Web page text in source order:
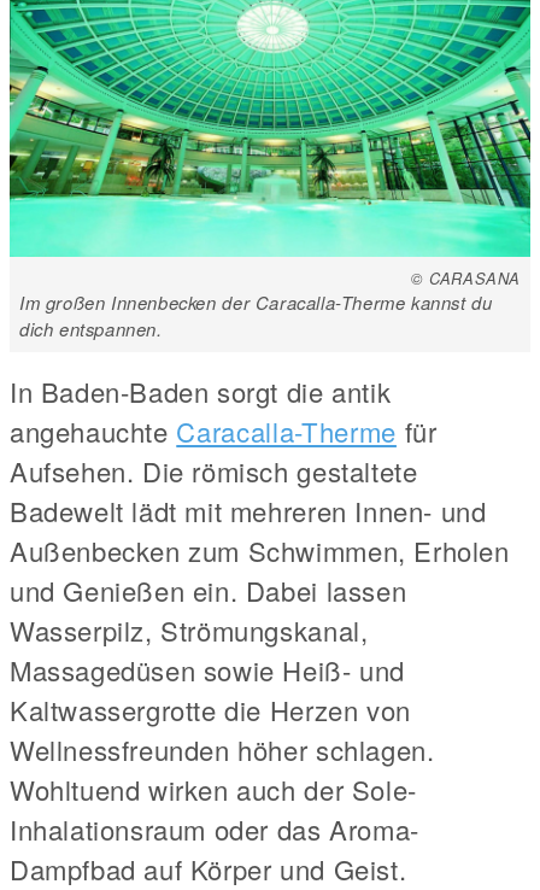
© CARASANA
Im großen Innenbecken der Caracalla-Therme kannst du
dich entspannen.
In Baden-Baden sorgt die antik
angehauchte Caracalla-Therme für
Aufsehen. Die römisch gestaltete
Badewelt lädt mit mehreren Innen- und
Außenbecken zum Schwimmen, Erholen
und Genießen ein. Dabei lassen
Wasserpilz, Strömungskanal,
Massagedüsen sowie Heiß- und
Kaltwassergrotte die Herzen von
Wellnessfreunden höher schlagen.
Wohltuend wirken auch der Sole-
Inhalationsraum oder das Aroma-
Dampfbad auf Körper und Geist.